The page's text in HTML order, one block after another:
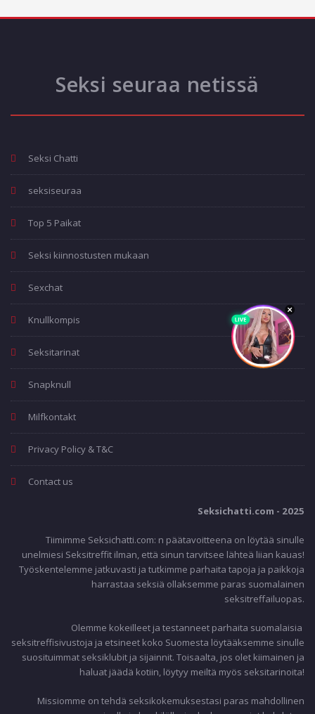
Seksi seuraa netissä
Seksi Chatti
seksiseuraa
Top 5 Paikat
Seksi kiinnostusten mukaan
Sexchat
Knullkompis
Seksitarinat
Snapknull
Milfkontakt
Privacy Policy & T&C
Contact us
Seksichatti.com - 2025
Tiimimme Seksichatti.com: n päätavoitteena on löytää sinulle
unelmiesi Seksitreffit ilman, että sinun tarvitsee lähteä liian kauas!
Työskentelemme jatkuvasti ja tutkimme parhaita tapoja ja paikkoja
harrastaa seksiä ollaksemme paras suomalainen
seksitreffailuopas.
Olemme kokeilleet ja testanneet parhaita suomalaisia ​​
seksitreffisivustoja ja etsineet koko Suomesta löytääksemme sinulle
suosituimmat seksiklubit ja sijainnit. Toisaalta, jos olet kiimainen ja
haluat jäädä kotiin, löytyy meiltä myös seksitarinoita!
Missiomme on tehdä seksikokemuksestasi paras mahdollinen